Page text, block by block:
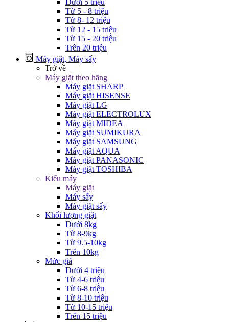
Từ 5 - 8 triệu
Từ 8- 12 triệu
Từ 12 - 15 triệu
Từ 15 - 20 triệu
Trên 20 triệu
Máy giặt, Máy sấy
Trở về
Máy giặt theo hãng
Máy giặt SHARP
Máy giặt HISENSE
Máy giặt LG
Máy giặt ELECTROLUX
Máy giặt MIDEA
Máy giặt SUMIKURA
Máy giặt SAMSUNG
Máy giặt AQUA
Máy giặt PANASONIC
Máy giặt TOSHIBA
Kiểu máy
Máy giặt
Máy sấy
Máy giặt sấy
Khối lượng giặt
Dưới 8kg
Từ 8-9kg
Từ 9.5-10kg
Trên 10kg
Mức giá
Dưới 4 triệu
Từ 4-6 triệu
Từ 6-8 triệu
Từ 8-10 triệu
Từ 10-15 triệu
Trên 15 triệu